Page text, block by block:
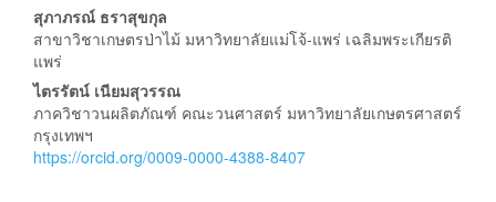
สุภาภรณ์ ธราสุขกุล
สาขาวิชาเกษตรป่าไม้ มหาวิทยาลัยแม่โจ้-แพร่ เฉลิมพระเกียรติ
แพร่
ไตรรัตน์ เนียมสุวรรณ
ภาควิชาวนผลิตภัณฑ์ คณะวนศาสตร์ มหาวิทยาลัยเกษตรศาสตร์
กรุงเทพฯ
https://orcid.org/0009-0000-4388-8407